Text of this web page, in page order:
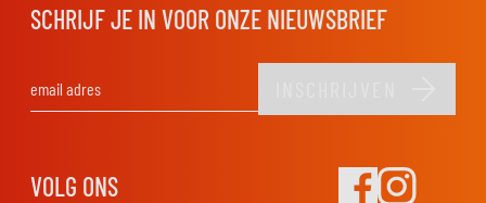
SCHRIJF JE IN VOOR ONZE NIEUWSBRIEF
VOLG ONS